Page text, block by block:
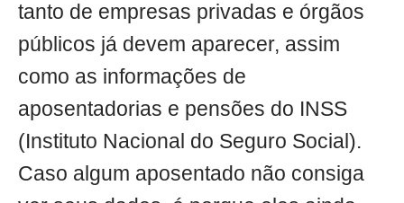
tanto de empresas privadas e órgãos
públicos já devem aparecer, assim
como as informações de
aposentadorias e pensões do INSS
(Instituto Nacional do Seguro Social).
Caso algum aposentado não consiga